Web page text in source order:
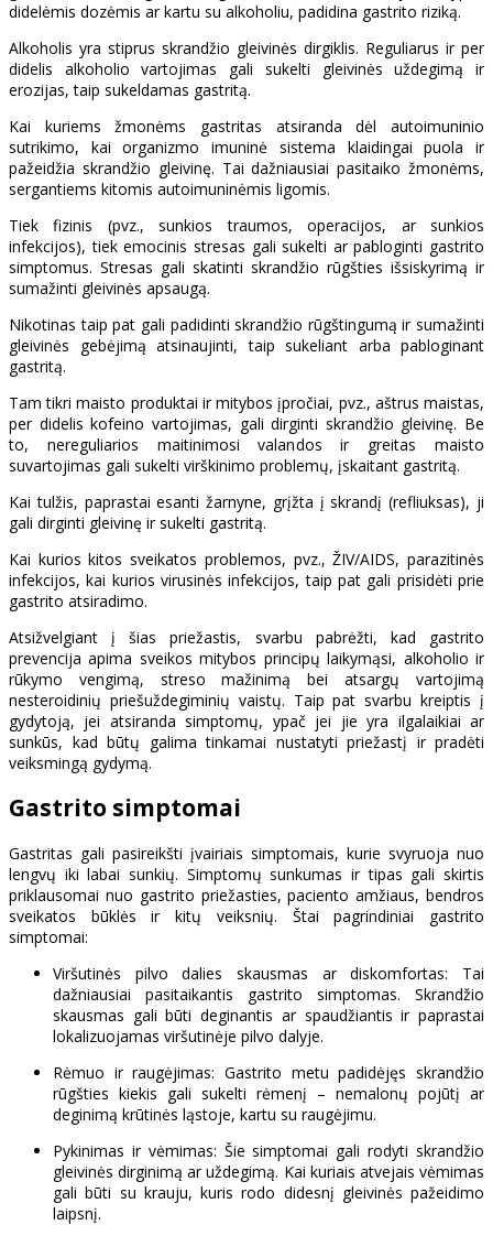
didelėmis dozėmis ar kartu su alkoholiu, padidina gastrito riziką.
Alkoholis yra stiprus skrandžio gleivinės dirgiklis. Reguliarus ir per
didelis alkoholio vartojimas gali sukelti gleivinės uždegimą ir
erozijas, taip sukeldamas gastritą.
Kai kuriems žmonėms gastritas atsiranda dėl autoimuninio
sutrikimo, kai organizmo imuninė sistema klaidingai puola ir
pažeidžia skrandžio gleivinę. Tai dažniausiai pasitaiko žmonėms,
sergantiems kitomis autoimuninėmis ligomis.
Tiek fizinis (pvz., sunkios traumos, operacijos, ar sunkios
infekcijos), tiek emocinis stresas gali sukelti ar pabloginti gastrito
simptomus. Stresas gali skatinti skrandžio rūgšties išsiskyrimą ir
sumažinti gleivinės apsaugą.
Nikotinas taip pat gali padidinti skrandžio rūgštingumą ir sumažinti
gleivinės gebėjimą atsinaujinti, taip sukeliant arba pabloginant
gastritą.
Tam tikri maisto produktai ir mitybos įpročiai, pvz., aštrus maistas,
per didelis kofeino vartojimas, gali dirginti skrandžio gleivinę. Be
to, nereguliarios maitinimosi valandos ir greitas maisto
suvartojimas gali sukelti virškinimo problemų, įskaitant gastritą.
Kai tulžis, paprastai esanti žarnyne, grįžta į skrandį (refliuksas), ji
gali dirginti gleivinę ir sukelti gastritą.
Kai kurios kitos sveikatos problemos, pvz., ŽIV/AIDS, parazitinės
infekcijos, kai kurios virusinės infekcijos, taip pat gali prisidėti prie
gastrito atsiradimo.
Atsižvelgiant į šias priežastis, svarbu pabrėžti, kad gastrito
prevencija apima sveikos mitybos principų laikymąsi, alkoholio ir
rūkymo vengimą, streso mažinimą bei atsargų vartojimą
nesteroidinių priešuždegiminių vaistų. Taip pat svarbu kreiptis į
gydytoją, jei atsiranda simptomų, ypač jei jie yra ilgalaikiai ar
sunkūs, kad būtų galima tinkamai nustatyti priežastį ir pradėti
veiksmingą gydymą.
Gastrito simptomai
Gastritas gali pasireikšti įvairiais simptomais, kurie svyruoja nuo
lengvų iki labai sunkių. Simptomų sunkumas ir tipas gali skirtis
priklausomai nuo gastrito priežasties, paciento amžiaus, bendros
sveikatos būklės ir kitų veiksnių. Štai pagrindiniai gastrito
simptomai:
Viršutinės pilvo dalies skausmas ar diskomfortas: Tai
dažniausiai pasitaikantis gastrito simptomas. Skrandžio
skausmas gali būti deginantis ar spaudžiantis ir paprastai
lokalizuojamas viršutinėje pilvo dalyje.
Rėmuo ir raugėjimas: Gastrito metu padidėjęs skrandžio
rūgšties kiekis gali sukelti rėmenį – nemalonų pojūtį ar
deginimą krūtinės ląstoje, kartu su raugėjimu.
Pykinimas ir vėmimas: Šie simptomai gali rodyti skrandžio
gleivinės dirginimą ar uždegimą. Kai kuriais atvejais vėmimas
gali būti su krauju, kuris rodo didesnį gleivinės pažeidimo
laipsnį.